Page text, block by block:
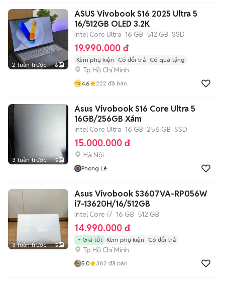
2 tuần trước 6
ASUS Vivobook S16 2025 Ultra 5
16/512GB OLED 3.2K
Intel Core Ultra 16 GB 512 GB SSD
19.990.000 đ
Kèm phụ kiện Có đổi trả Có quà tặng
Tp Hồ Chí Minh
4.6 222 đã bán
3 tuần trước 5
Asus Vivobook S16 Core Ultra 5
16GB/256GB Xám
Intel Core Ultra 16 GB 256 GB SSD
15.000.000 đ
Hà Nội
Phong Lê
3 tuần trước 5
Asus Vivobook S3607VA-RP056W
i7-13620H/16/512GB
Intel Core i7 16 GB 512 GB
14.990.000 đ
Giá tốt Kèm phụ kiện Có đổi trả
Tp Hồ Chí Minh
5.0 382 đã bán